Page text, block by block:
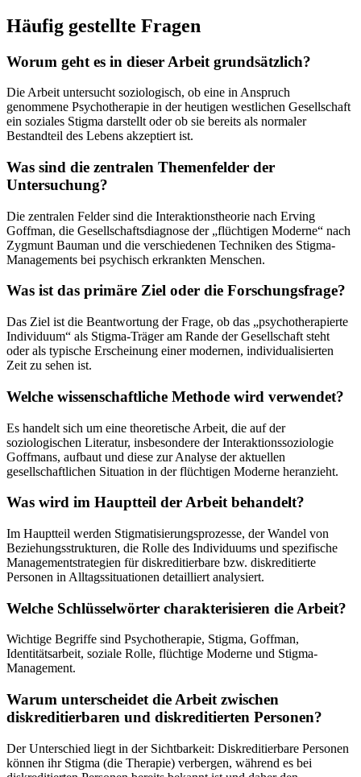
Häufig gestellte Fragen
Worum geht es in dieser Arbeit grundsätzlich?
Die Arbeit untersucht soziologisch, ob eine in Anspruch
genommene Psychotherapie in der heutigen westlichen Gesellschaft
ein soziales Stigma darstellt oder ob sie bereits als normaler
Bestandteil des Lebens akzeptiert ist.
Was sind die zentralen Themenfelder der
Untersuchung?
Die zentralen Felder sind die Interaktionstheorie nach Erving
Goffman, die Gesellschaftsdiagnose der „flüchtigen Moderne“ nach
Zygmunt Bauman und die verschiedenen Techniken des Stigma-
Managements bei psychisch erkrankten Menschen.
Was ist das primäre Ziel oder die Forschungsfrage?
Das Ziel ist die Beantwortung der Frage, ob das „psychotherapierte
Individuum“ als Stigma-Träger am Rande der Gesellschaft steht
oder als typische Erscheinung einer modernen, individualisierten
Zeit zu sehen ist.
Welche wissenschaftliche Methode wird verwendet?
Es handelt sich um eine theoretische Arbeit, die auf der
soziologischen Literatur, insbesondere der Interaktionssoziologie
Goffmans, aufbaut und diese zur Analyse der aktuellen
gesellschaftlichen Situation in der flüchtigen Moderne heranzieht.
Was wird im Hauptteil der Arbeit behandelt?
Im Hauptteil werden Stigmatisierungsprozesse, der Wandel von
Beziehungsstrukturen, die Rolle des Individuums und spezifische
Managementstrategien für diskreditierbare bzw. diskreditierte
Personen in Alltagssituationen detailliert analysiert.
Welche Schlüsselwörter charakterisieren die Arbeit?
Wichtige Begriffe sind Psychotherapie, Stigma, Goffman,
Identitätsarbeit, soziale Rolle, flüchtige Moderne und Stigma-
Management.
Warum unterscheidet die Arbeit zwischen
diskreditierbaren und diskreditierten Personen?
Der Unterschied liegt in der Sichtbarkeit: Diskreditierbare Personen
können ihr Stigma (die Therapie) verbergen, während es bei